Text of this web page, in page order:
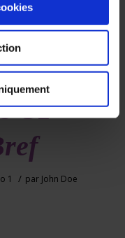
31-
1 / par John Doe